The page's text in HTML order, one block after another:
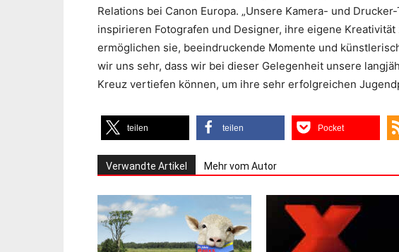
Relations bei Canon Europa. „Unsere Kamera- und
inspirieren Fotografen und Designer, ihre eigene
ermöglichen sie, beeindruckende Momente und
wir uns sehr, dass wir bei dieser Gelegenheit unsere
Kreuz vertiefen können, um ihre sehr erfolgreichen
teilen teilen Pocket
Verwandte Artikel Mehr vom Autor